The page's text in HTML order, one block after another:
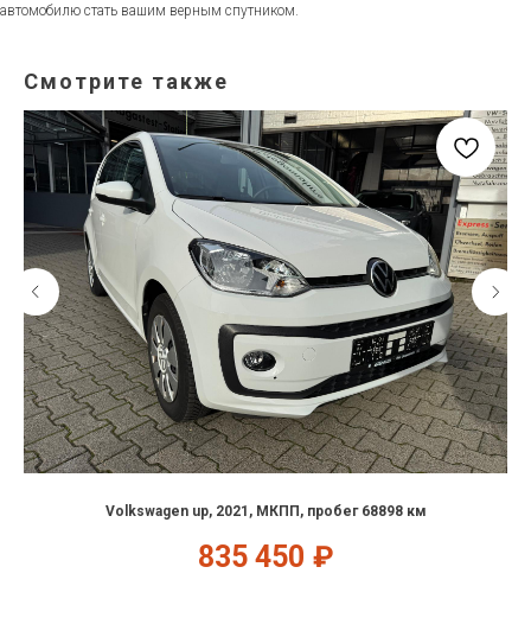
автомобилю стать вашим верным спутником.
Смотрите также
Volkswagen up, 2021, МКПП, пробег 68898 км
835 450 ₽